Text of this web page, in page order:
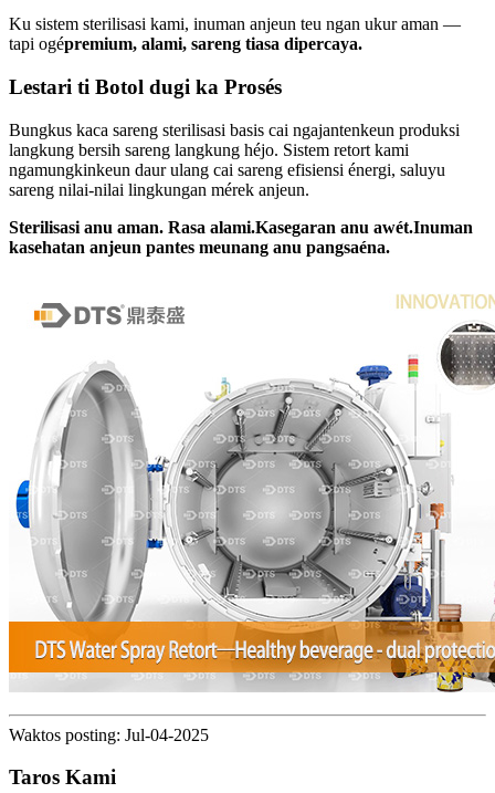
Ku sistem sterilisasi kami, inuman anjeun teu ngan ukur aman —
tapi ogépremium, alami, sareng tiasa dipercaya.
Lestari ti Botol dugi ka Prosés
Bungkus kaca sareng sterilisasi basis cai ngajantenkeun produksi
langkung bersih sareng langkung héjo. Sistem retort kami
ngamungkinkeun daur ulang cai sareng efisiensi énergi, saluyu
sareng nilai-nilai lingkungan mérek anjeun.
Sterilisasi anu aman. Rasa alami.Kasegaran anu awét.Inuman
kasehatan anjeun pantes meunang anu pangsaéna.
Waktos posting: Jul-04-2025
Taros Kami